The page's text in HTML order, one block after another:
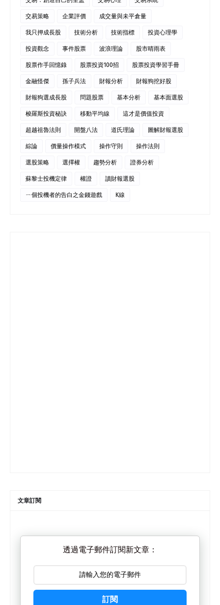
交易策略 企業評價 成交量與未平倉量
我只押成長股 技術分析 技術指標 投資心理學
投資觀念 事件股票 波浪理論 股市晴雨表
股票作手回憶錄 股票投資100招 股票投資學習手冊
金融怪傑 孫子兵法 財報分析 財報狗挖好股
財報狗選成長股 問題股票 基本分析 基本面選股
梭羅斯投資秘訣 移動平均線 這才是價值投資
超越祖魯法則 開盤八法 道氏理論 圖解財報選股
綜論 價量操作模式 操作守則 操作法則
選股策略 選擇權 趨勢分析 證券分析
蘇黎士投機定律 權證 讀財報選股
ㄧ個投機者的告白之金錢遊戲 K線
文章訂閱
透過電子郵件訂閱新文章：
訂閱